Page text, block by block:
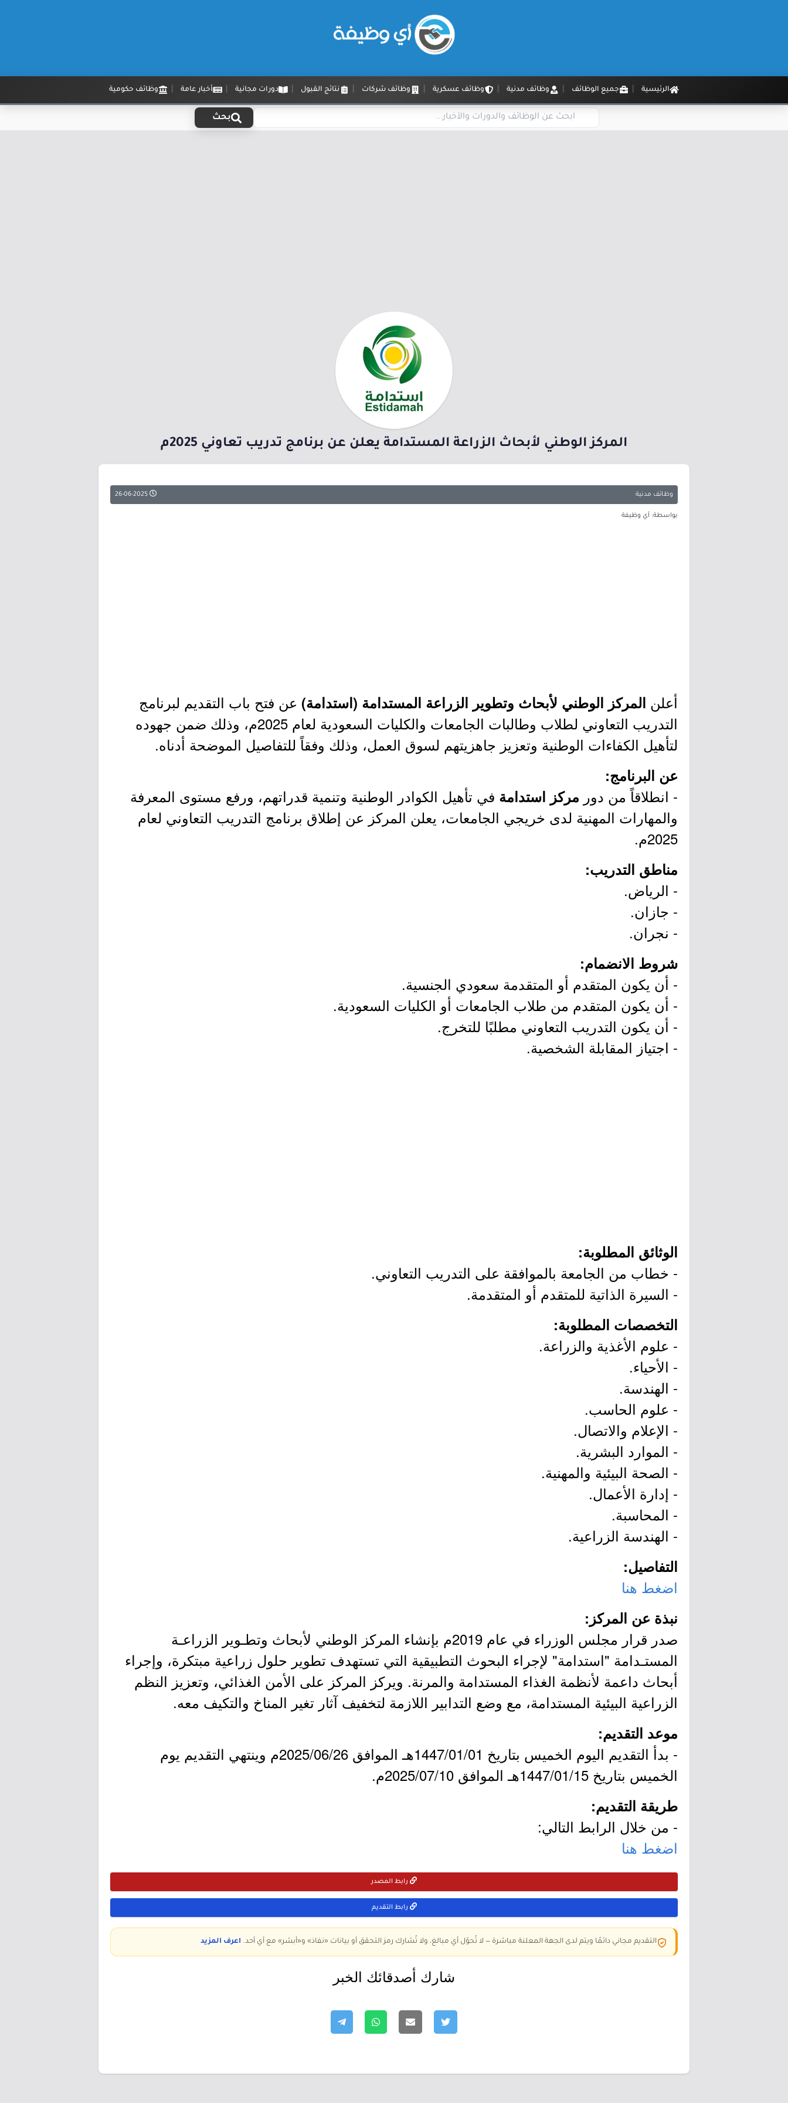
الرئيسية جميع الوظائف وظائف مدنية وظائف عسكرية وظائف شركات نتائج القبول دورات مجانية أخبار عامة وظائف حكومية
بحث
المركز الوطني لأبحاث الزراعة المستدامة يعلن عن برنامج تدريب تعاوني 2025م
وظائف مدنية
بواسطة: أي وظيفة
أعلن المركز الوطني لأبحاث وتطوير الزراعة المستدامة (استدامة) عن فتح باب التقديم لبرنامج
التدريب التعاوني لطلاب وطالبات الجامعات والكليات السعودية لعام 2025م، وذلك ضمن جهوده
لتأهيل الكفاءات الوطنية وتعزيز جاهزيتهم لسوق العمل، وذلك وفقاً للتفاصيل الموضحة أدناه.
عن البرنامج:
- انطلاقاً من دور مركز استدامة في تأهيل الكوادر الوطنية وتنمية قدراتهم، ورفع مستوى المعرفة
والمهارات المهنية لدى خريجي الجامعات، يعلن المركز عن إطلاق برنامج التدريب التعاوني لعام
2025م.
مناطق التدريب:
- الرياض.
- جازان.
- نجران.
شروط الانضمام:
- أن يكون المتقدم أو المتقدمة سعودي الجنسية.
- أن يكون المتقدم من طلاب الجامعات أو الكليات السعودية.
- أن يكون التدريب التعاوني مطلبًا للتخرج.
- اجتياز المقابلة الشخصية.
الوثائق المطلوبة:
- خطاب من الجامعة بالموافقة على التدريب التعاوني.
- السيرة الذاتية للمتقدم أو المتقدمة.
التخصصات المطلوبة:
- علوم الأغذية والزراعة.
- الأحياء.
- الهندسة.
- علوم الحاسب.
- الإعلام والاتصال.
- الموارد البشرية.
- الصحة البيئية والمهنية.
- إدارة الأعمال.
- المحاسبة.
- الهندسة الزراعية.
التفاصيل:
اضغط هنا
نبذة عن المركز:
صدر قرار مجلس الوزراء في عام 2019م بإنشاء المركز الوطني لأبحاث وتطـوير الزراعـة
المستـدامة "استدامة" لإجراء البحوث التطبيقية التي تستهدف تطوير حلول زراعية مبتكرة، وإجراء
أبحاث داعمة لأنظمة الغذاء المستدامة والمرنة. ويركز المركز على الأمن الغذائي، وتعزيز النظم
الزراعية البيئية المستدامة، مع وضع التدابير اللازمة لتخفيف آثار تغير المناخ والتكيف معه.
موعد التقديم:
- بدأ التقديم اليوم الخميس بتاريخ 1447/01/01هـ الموافق 2025/06/26م وينتهي التقديم يوم
الخميس بتاريخ 1447/01/15هـ الموافق 2025/07/10م.
طريقة التقديم:
- من خلال الرابط التالي:
اضغط هنا
رابط المصدر
رابط التقديم
التقديم مجاني دائمًا ويتم لدى الجهة المعلنة مباشرة — لا تُحوّل أي مبالغ، ولا تُشارك رمز التحقق أو بيانات «نفاذ» و«أبشر» مع أي أحد. اعرف المزيد
شارك أصدقائك الخبر